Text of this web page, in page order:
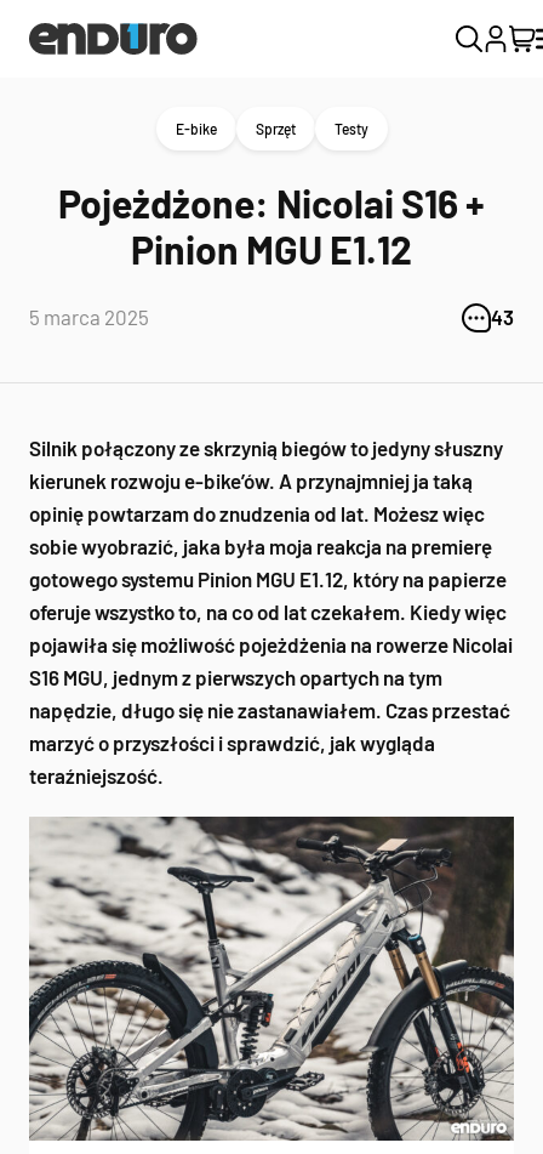
E-bike Sprzęt Testy
Pojeżdżone: Nicolai S16 +
Pinion MGU E1.12
5 marca 2025 43
Silnik połączony ze skrzynią biegów to jedyny słuszny
kierunek rozwoju e-bike’ów. A przynajmniej ja taką
opinię powtarzam do znudzenia od lat. Możesz więc
sobie wyobrazić, jaka była moja reakcja na premierę
gotowego systemu Pinion MGU E1.12, który na papierze
oferuje wszystko to, na co od lat czekałem. Kiedy więc
pojawiła się możliwość pojeżdżenia na rowerze Nicolai
S16 MGU, jednym z pierwszych opartych na tym
napędzie, długo się nie zastanawiałem. Czas przestać
marzyć o przyszłości i sprawdzić, jak wygląda
teraźniejszość.